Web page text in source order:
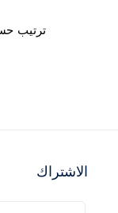
ترتيب
الاشتراك